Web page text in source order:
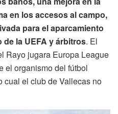
en los accesos al campo,
para el aparcamiento
la UEFA y árbitros. El
Rayo jugara Europa League
el organismo del fútbol
cual el club de Vallecas no